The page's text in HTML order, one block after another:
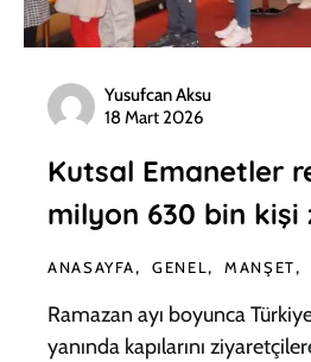
Yusufcan Aksu
18 Mart 2026
Kutsal Emanetler
milyon 630 bin
ANASAYFA GENEL MANŞET
Ramazan ayı boyunca
yanında kapılarını